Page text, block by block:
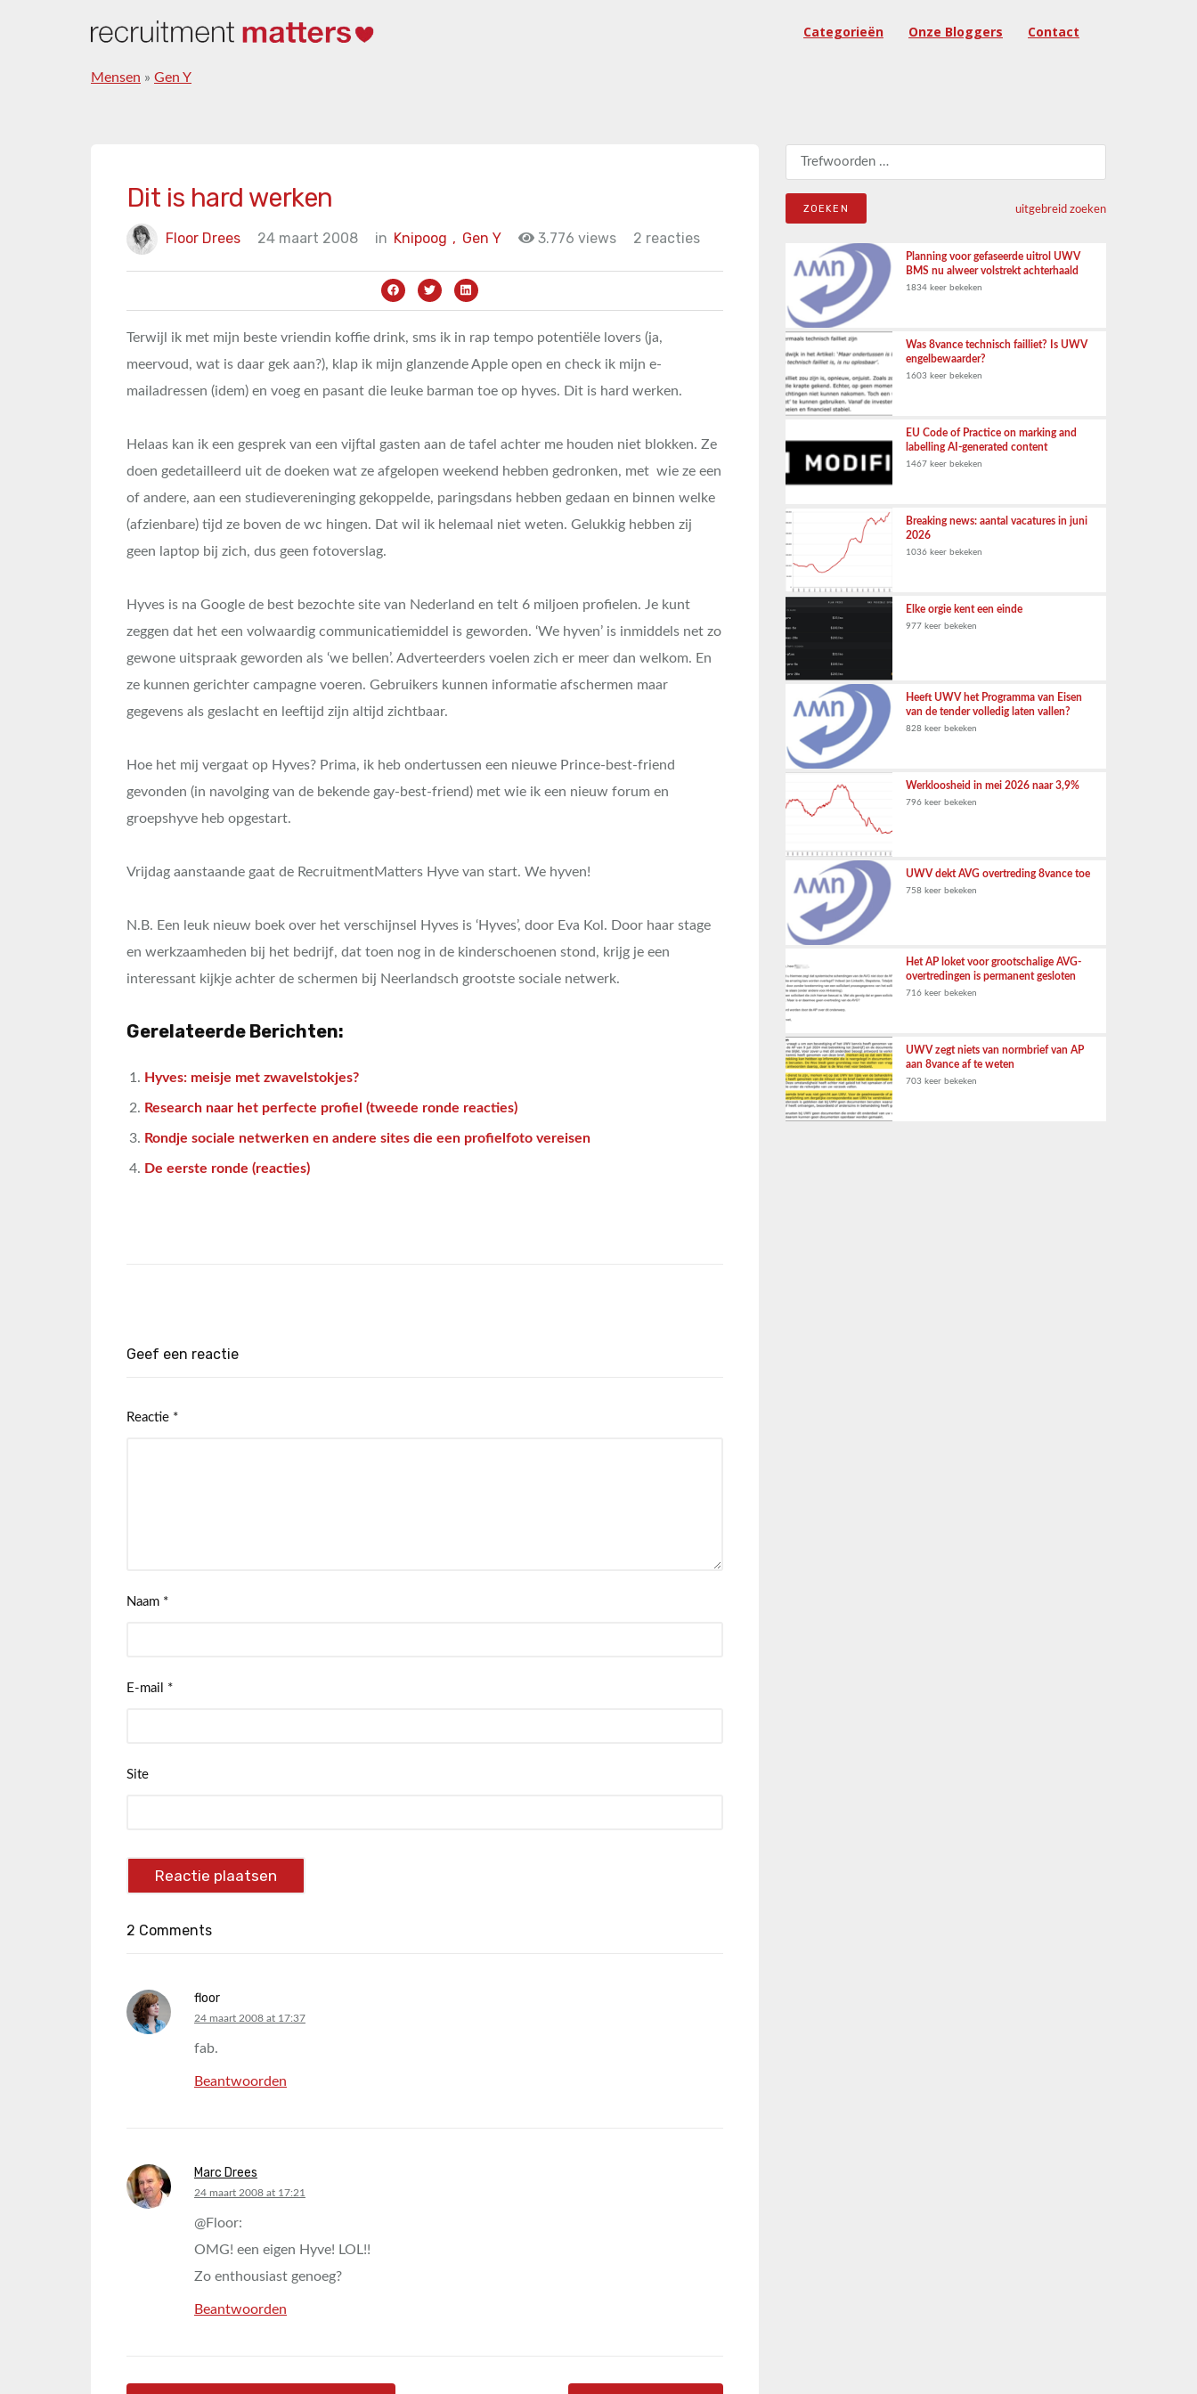
Categorieën Onze Bloggers Contact
Mensen » Gen Y
Dit is hard werken
Floor Drees 24 maart 2008 in Gen Y
Knipoog , 3.776 views 2 reacties
Terwijl ik met mijn beste vriendin koffie drink, sms ik in rap tempo potentiële lovers (ja,
meervoud, wat is daar gek aan?), klap ik mijn glanzende Apple open en check ik mijn e-
mailadressen (idem) en voeg en pasant die leuke barman toe op hyves. Dit is hard werken.
Helaas kan ik een gesprek van een vijftal gasten aan de tafel achter me houden niet blokken. Ze
doen gedetailleerd uit de doeken wat ze afgelopen weekend hebben gedronken, met wie ze een
of andere, aan een studievereninging gekoppelde, paringsdans hebben gedaan en binnen welke
(afzienbare) tijd ze boven de wc hingen. Dat wil ik helemaal niet weten. Gelukkig hebben zij
geen laptop bij zich, dus geen fotoverslag.
Hyves is na Google de best bezochte site van Nederland en telt 6 miljoen profielen. Je kunt
zeggen dat het een volwaardig communicatiemiddel is geworden. ‘We hyven’ is inmiddels net zo
gewone uitspraak geworden als ‘we bellen’. Adverteerders voelen zich er meer dan welkom. En
ze kunnen gerichter campagne voeren. Gebruikers kunnen informatie afschermen maar
gegevens als geslacht en leeftijd zijn altijd zichtbaar.
Hoe het mij vergaat op Hyves? Prima, ik heb ondertussen een nieuwe Prince-best-friend
gevonden (in navolging van de bekende gay-best-friend) met wie ik een nieuw forum en
groepshyve heb opgestart.
Vrijdag aanstaande gaat de RecruitmentMatters Hyve van start. We hyven!
N.B. Een leuk nieuw boek over het verschijnsel Hyves is ‘Hyves’, door Eva Kol. Door haar stage
en werkzaamheden bij het bedrijf, dat toen nog in de kinderschoenen stond, krijg je een
interessant kijkje achter de schermen bij Neerlandsch grootste sociale netwerk.
Gerelateerde Berichten:
Hyves: meisje met zwavelstokjes?
Research naar het perfecte profiel (tweede ronde reacties)
Rondje sociale netwerken en andere sites die een profielfoto vereisen
De eerste ronde (reacties)
Geef een reactie
Reactie *
Naam *
E-mail *
Site
2 Comments
floor
says:
24 maart 2008 at 17:37
fab.
Beantwoorden
Marc Drees
says:
24 maart 2008 at 17:21
@Floor:
OMG! een eigen Hyve! LOL!!
Zo enthousiast genoeg?
Beantwoorden
Zoeken naar:
uitgebreid zoeken
Planning voor gefaseerde uitrol UWV
BMS nu alweer volstrekt achterhaald
1834 keer bekeken
Was 8vance technisch failliet? Is UWV
engelbewaarder?
1603 keer bekeken
EU Code of Practice on marking and
labelling AI-generated content
1467 keer bekeken
Breaking news: aantal vacatures in juni
2026
1036 keer bekeken
Elke orgie kent een einde
977 keer bekeken
Heeft UWV het Programma van Eisen
van de tender volledig laten vallen?
828 keer bekeken
Werkloosheid in mei 2026 naar 3,9%
796 keer bekeken
UWV dekt AVG overtreding 8vance toe
758 keer bekeken
Het AP loket voor grootschalige AVG-
overtredingen is permanent gesloten
716 keer bekeken
UWV zegt niets van normbrief van AP
aan 8vance af te weten
703 keer bekeken